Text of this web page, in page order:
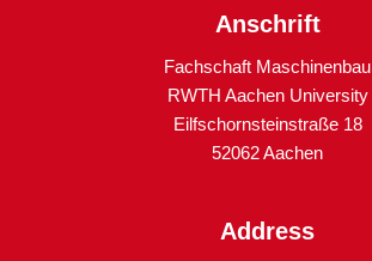
Anschrift
Fachschaft Maschinenbau
RWTH Aachen University
Eilfschornsteinstraße 18
52062 Aachen
Address